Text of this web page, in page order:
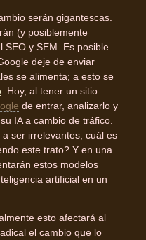
serán gigantescas.
(y posiblemente
SEO y SEM. Es posible
deje de enviar
se alimenta; a esto se
. Hoy, al tener un sitio
de entrar, analizarlo y
IA a cambio de tráfico.
ser irrelevantes, cuál es
este trato? Y en una
estos modelos
artificial en un
esto afectará al
el cambio que lo